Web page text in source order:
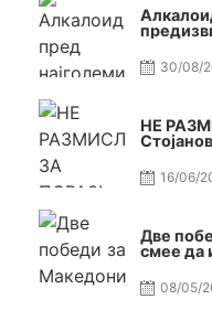
30/08/
НЕ
16/06/
Две
смее да
08/05/